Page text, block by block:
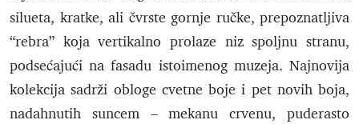
silueta, kratke, ali čvrste gornje ručke, prepoznatljiva
“rebra” koja vertikalno prolaze niz spoljnu stranu,
podsećajući na fasadu istoimenog muzeja. Najnovija
kolekcija sadrži obloge cvetne boje i pet novih boja,
nadahnutih suncem – mekanu crvenu, puderasto